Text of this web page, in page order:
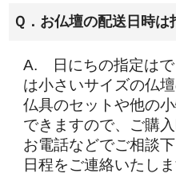
Ｑ．お仏壇の配送日時は
A. 日にちの指定はで
は小さいサイズの仏
仏具のセットや他の
できますので、ご購
お電話などでご相談
日程をご連絡いたしま